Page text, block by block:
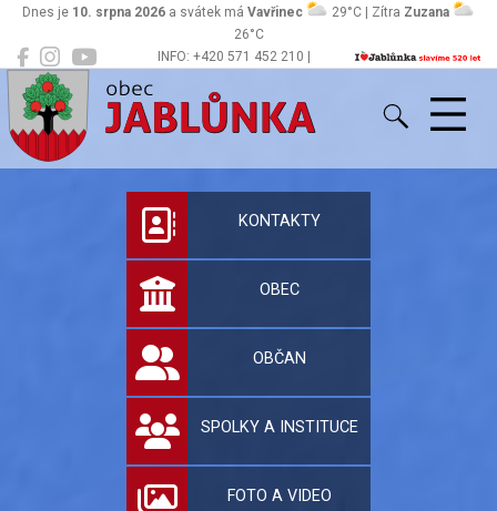
INFO: +420 571 452 210 |
Dnes je 10. srpna 2026 a svátek má Vavřinec 29°C | Zítra Zuzana
26°C
Jablůnka
Oficiální stránky
KONTAKTY
OBEC
OBČAN
SPOLKY A INSTITUCE
FOTO A VIDEO